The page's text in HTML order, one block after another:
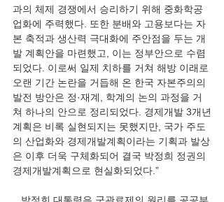
과의 체제 경쟁에서 승리하기 위해 중화학공
업화에 주력했다. 또한 분배와 고용보다는 자
본 축적과 생산력 극대화에 주안점을 두는 개
발 계획안을 마련했고, 이는 정부안으로 수렴
되었다. 이로써 일제 치하를 거쳐 해방 이래로
오랜 기간 논란을 거듭해 온 한국 자본주의의
발전 방안은 정·재계, 학계의 논의 과정을 거
쳐 하나의 안으로 정리되었다. 경제개발 3개년
계획은 비록 실현되지는 못했지만, 국가 주도
의 산업화와 경제개발계획이라는 기획과 발상
은 이후 더욱 구체화되어 결국 박정희 정권의
경제개발계획으로 현실화되었다.”